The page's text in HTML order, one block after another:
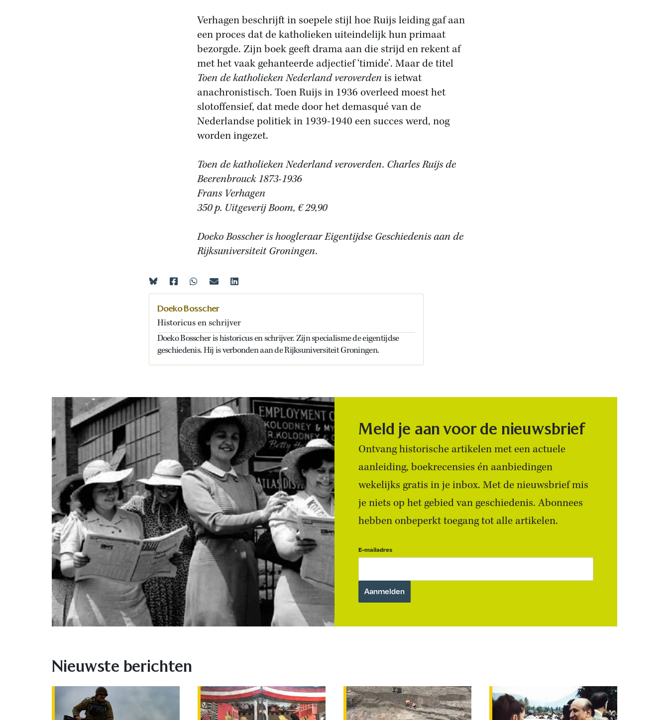
Verhagen beschrijft in soepele stijl hoe Ruijs leiding gaf aan
een proces dat de katholieken uiteindelijk hun primaat
bezorgde. Zijn boek geeft drama aan die strijd en rekent af
met het vaak gehanteerde adjectief ‘timide’. Maar de titel
Toen de katholieken Nederland veroverdenis ietwat
anachronistisch. Toen Ruijs in 1936 overleed moest het
slotoffensief, dat mede door het demasqué van de
Nederlandse politiek in 1939-1940 een succes werd, nog
worden ingezet.
Toen de katholieken Nederland veroverden. Charles Ruijs de
Beerenbrouck 1873-1936
Frans Verhagen
350 p. Uitgeverij Boom, € 29,90
Doeko Bosscher is hoogleraar Eigentijdse Geschiedenis aan de
Rijksuniversiteit Groningen.
Doeko Bosscher
Historicus en schrijver
Doeko Bosscher is historicus en schrijver. Zijn specialisme de eigentijdse
geschiedenis. Hij is verbonden aan de Rijksuniversiteit Groningen.
Meld je aan voor de nieuwsbrief
Ontvang historische artikelen met een actuele
aanleiding, boekrecensies én aanbiedingen
wekelijks gratis in je inbox. Met de nieuwsbrief mis
je niets op het gebied van geschiedenis. Abonnees
hebben onbeperkt toegang tot alle artikelen.
E-mailadres
Nieuwste berichten